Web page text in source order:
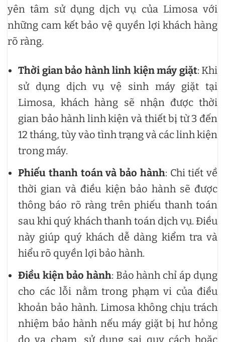
yên tâm sử dụng dịch vụ của Limosa với
những cam kết bảo vệ quyền lợi khách hàng
rõ ràng.
Thời gian bảo hành linh kiện máy giặt: Khi
sử dụng dịch vụ vệ sinh máy giặt tại
Limosa, khách hàng sẽ nhận được thời
gian bảo hành linh kiện và thiết bị từ 3 đến
12 tháng, tùy vào tình trạng và các linh kiện
trong máy.
Phiếu thanh toán và bảo hành: Chi tiết về
thời gian và điều kiện bảo hành sẽ được
thông báo rõ ràng trên phiếu thanh toán
sau khi quý khách thanh toán dịch vụ. Điều
này giúp quý khách dễ dàng kiểm tra và
hiểu rõ quyền lợi bảo hành.
Điều kiện bảo hành: Bảo hành chỉ áp dụng
cho các lỗi nằm trong phạm vi của điều
khoản bảo hành. Limosa không chịu trách
nhiệm bảo hành nếu máy giặt bị hư hỏng